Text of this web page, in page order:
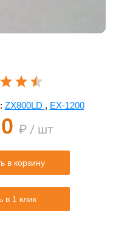
ZX800LD , EX-1200
₽ / шт
в корзину
в 1 клик